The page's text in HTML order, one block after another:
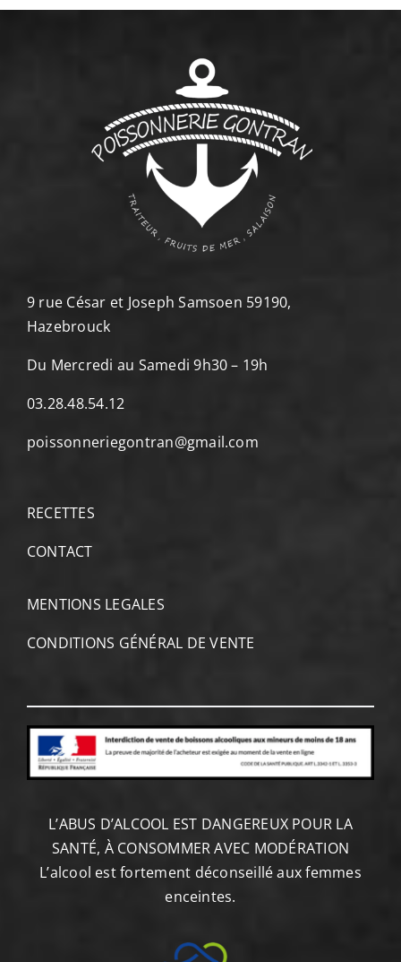
9 rue César et Joseph Samsoen 59190,
Hazebrouck
Du Mercredi au Samedi 9h30 – 19h
03.28.48.54.12
poissonneriegontran@gmail.com
RECETTES
CONTACT
MENTIONS LEGALES
CONDITIONS GÉNÉRAL DE VENTE
L’ABUS D’ALCOOL EST DANGEREUX POUR LA
SANTÉ, À CONSOMMER AVEC MODÉRATION
L’alcool est fortement déconseillé aux femmes
enceintes.